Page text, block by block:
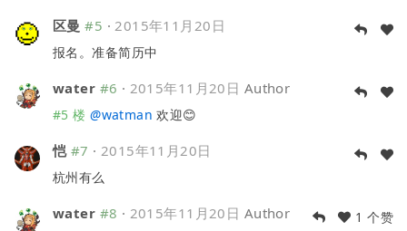
区曼 #5 ·2015年11月20日
报名。准备简历中
water #6 · 2015年11月20日 Author
#5 楼 @watman 欢迎😊
恺 #7 · 2015年11月20日
杭州有么
water #8 · 2015年11月20日 Author 1 个赞